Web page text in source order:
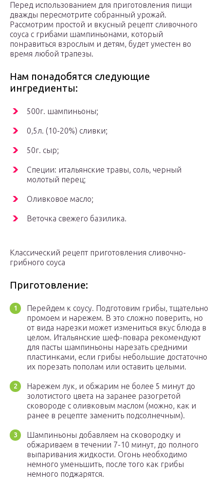
Перед использованием для приготовления пищи
дважды пересмотрите собранный урожай.
Рассмотрим простой и вкусный рецепт сливочного
соуса с грибами шампиньонами, который
понравиться взрослым и детям, будет уместен во
время любой трапезы.
Нам понадобятся следующие
ингредиенты:
500г. шампиньоны;
0,5л. (10-20%) сливки;
50г. сыр;
Специи: итальянские травы, соль, черный
молотый перец;
Оливковое масло;
Веточка свежего базилика.
Классический рецепт приготовления сливочно-
грибного соуса
Приготовление:
Перейдем к соусу. Подготовим грибы, тщательно
промоем и нарежем. В это сложно поверить, но
от вида нарезки может измениться вкус блюда в
целом. Итальянские шеф-повара рекомендуют
для пасты шампиньоны нарезать средними
пластинками, если грибы небольшие достаточно
их порезать пополам или оставить целыми.
Нарежем лук, и обжарим не более 5 минут до
золотистого цвета на заранее разогретой
сковороде с оливковым маслом (можно, как и
ранее в рецепте заменить подсолнечным).
Шампиньоны добавляем на сковородку и
обжариваем в течении 7-10 минут, до полного
выпаривания жидкости. Огонь необходимо
немного уменьшить, после того как грибы
немного поджарятся.